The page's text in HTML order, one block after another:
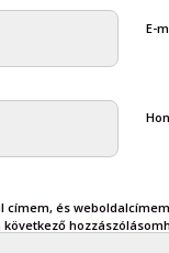
E-
címem, és